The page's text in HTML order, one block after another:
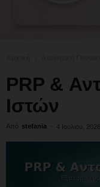
PRP &
Ιστών
Από stefania - 4 Ιουλίου, 2026